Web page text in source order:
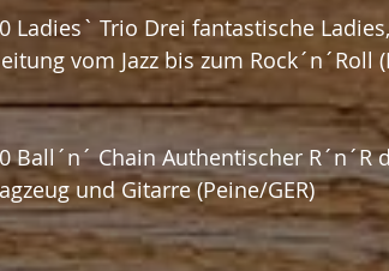
Ladies` Trio Drei fantastische
vom Jazz bis zum Rock´n´Roll
Ball´n´ Chain Authentischer R´n´R
und Gitarre (Peine/GER)